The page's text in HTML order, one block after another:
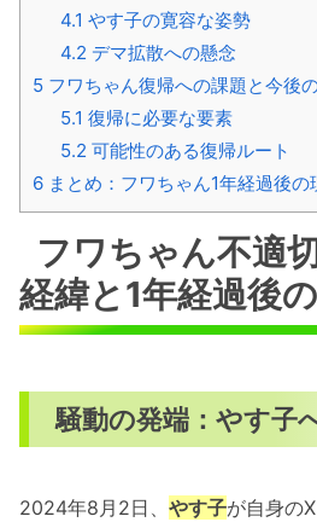
4.1 やす子の寛容な姿勢
4.2 デマ拡散への懸念
5 フワちゃん復帰への課題と今後
5.1 復帰に必要な要素
5.2 可能性のある復帰ルート
6 まとめ：フワちゃん1年経過後の
フワちゃん不適
経緯と1年経過後
騒動の発端：やす子
2024年8月2日、 やす子が自身の